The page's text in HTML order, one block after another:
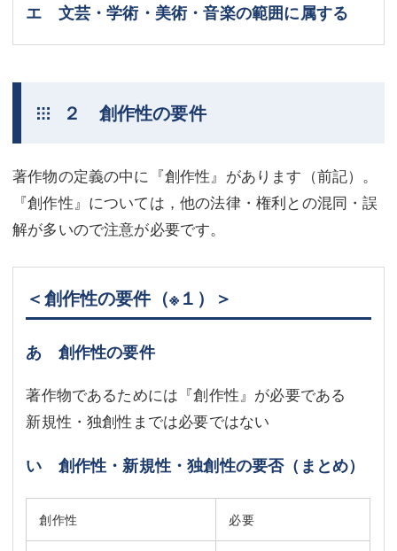
エ 文芸・学術・美術・音楽の範囲に属する
２ 創作性の要件
著作物の定義の中に『創作性』があります（前記）。
『創作性』については，他の法律・権利との混同・誤
解が多いので注意が必要です。
＜創作性の要件（※１） ＞
あ 創作性の要件
著作物であるためには『創作性』が必要である
新規性・独創性までは必要ではない
い 創作性・新規性・独創性の要否（まとめ）
創作性 必要